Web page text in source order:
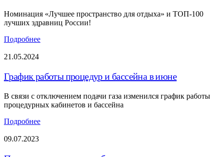
Номинация «Лучшее пространство для отдыха» и ТОП-100
лучших здравниц России!
Подробнее
21.05.2024
График работы процедур и бассейна в июне
В связи с отключением подачи газа изменился график работы
процедурных кабинетов и бассейна
Подробнее
09.07.2023